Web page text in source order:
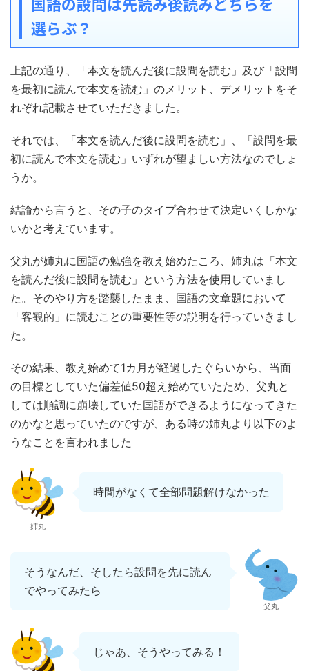
選らぶ？
上記の通り、「本文を読んだ後に設問を読む」及び「設問
を最初に読んで本文を読む」のメリット、デメリットをそ
れぞれ記載させていただきました。
それでは、「本文を読んだ後に設問を読む」、「設問を最
初に読んで本文を読む」いずれが望ましい方法なのでしょ
うか。
結論から言うと、その子のタイプ合わせて決定いくしかな
いかと考えています。
父丸が姉丸に国語の勉強を教え始めたころ、姉丸は「本文
を読んだ後に設問を読む」という方法を使用していまし
た。そのやり方を踏襲したまま、国語の文章題において
「客観的」に読むことの重要性等の説明を行っていきまし
た。
その結果、教え始めて1カ月が経過したぐらいから、当面
の目標としていた偏差値50超え始めていたため、父丸と
しては順調に崩壊していた国語ができるようになってきた
のかなと思っていたのですが、ある時の姉丸より以下のよ
うなことを言われました
姉丸
時間がなくて全部問題解けなかった
そうなんだ、そしたら設問を先に読ん
でやってみたら
父丸
じゃあ、そうやってみる！